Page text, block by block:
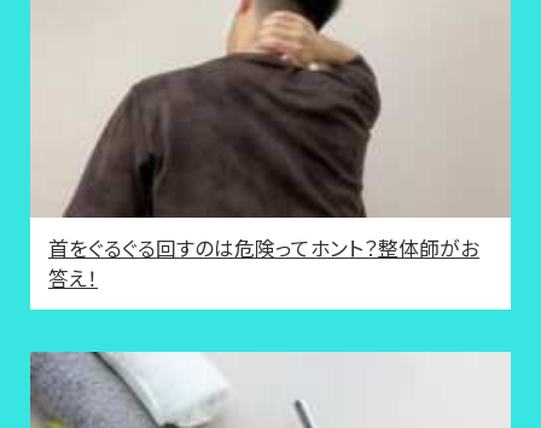
首をぐるぐる回すのは危険ってホント？整体師がお
答え！